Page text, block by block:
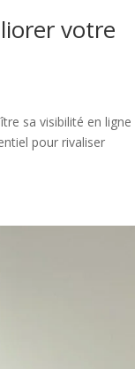
votre
sa visibilité en ligne
pour rivaliser